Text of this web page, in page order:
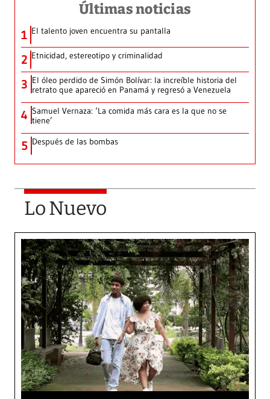
Últimas noticias
1 El talento joven encuentra su pantalla​
2 Etnicidad, estereotipo y criminalidad
3 El óleo perdido de Simón Bolívar: la increíble historia del
retrato que apareció en Panamá y regresó a Venezuela
4 Samuel Vernaza: ‘La comida más cara es la que no se
tiene’
5 Después de las bombas
Lo Nuevo